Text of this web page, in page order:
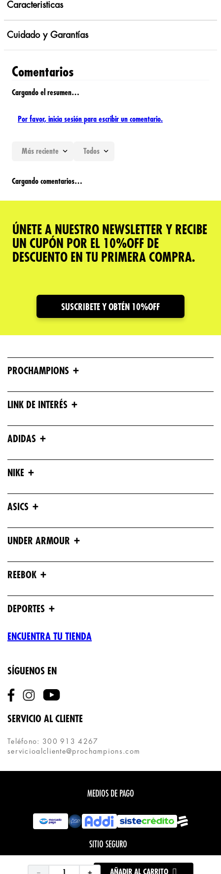
＋
－ AÑADIR AL CARRITO
Caracteristicas
Cuidado y Garantías
Comentarios
Cargando el resumen…
Por favor, inicia sesión para escribir un comentario.
Más reciente Todos
Cargando comentarios…
ÚNETE A NUESTRO NEWSLETTER Y RECIBE
UN CUPÓN POR EL 10%OFF DE
DESCUENTO EN TU PRIMERA COMPRA.
SUSCRIBETE Y OBTÉN 10%OFF
PROCHAMPIONS +
LINK DE INTERÉS +
ADIDAS +
NIKE +
ASICS +
UNDER ARMOUR +
REEBOK +
DEPORTES +
ENCUENTRA TU TIENDA
SÍGUENOS EN
SERVICIO AL CLIENTE
Teléfono: 300 913 4267
servicioalcliente@prochampions.com
MEDIOS DE PAGO
SITIO SEGURO